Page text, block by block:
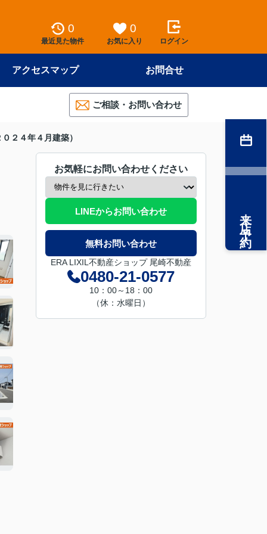
0
最近見た物件
0
お気に入り ログイン
アクセスマップ お問合せ
ご相談・お問い合わせ
２４年４月建築）
お気軽にお問い合わせください
LINEからお問い合わせ
無料お問い合わせ
ERA LIXIL不動産ショップ 尾崎不動産
0480-21-0577
10：00～18：00
（休：水曜日）
来店予約